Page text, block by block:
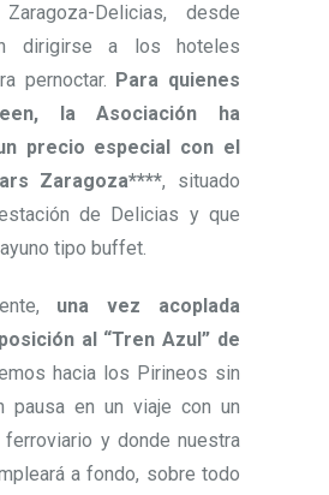
Delicias, desde
dirigirse a los hoteles
pernoctar. Para quienes
la Asociación ha
precio especial con el
Zaragoza****, situado
de Delicias y que
tipo buffet.
una vez acoplada
al “Tren Azul” de
hacia los Pirineos sin
pausa en un viaje con un
ferroviario y donde nuestra
a fondo, sobre todo